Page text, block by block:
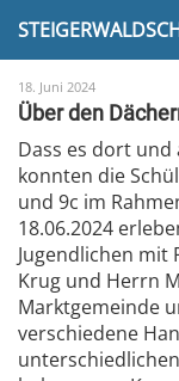
18. Juni 2024
Über den
Dass es dort
konnten die
und 9c im
18.06.2024
Jugendlichen mit
Krug und Herrn
Marktgemeinde
verschiedene